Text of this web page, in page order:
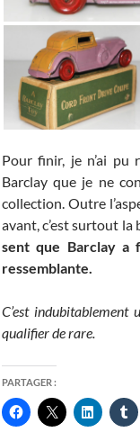
Pour finir, je n’ai pu
Barclay que je ne
collection. Outre
avant, c’est surtout
sent que Barclay
ressemblante.
C’est indubitablement
qualifier de rare.
PARTAGER :